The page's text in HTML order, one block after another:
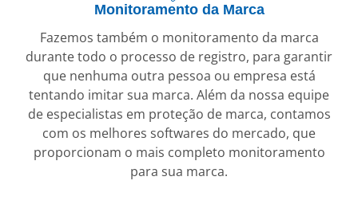
Monitoramento da Marca
Fazemos também o monitoramento da marca
durante todo o processo de registro, para garantir
que nenhuma outra pessoa ou empresa está
tentando imitar sua marca. Além da nossa equipe
de especialistas em proteção de marca, contamos
com os melhores softwares do mercado, que
proporcionam o mais completo monitoramento
para sua marca.